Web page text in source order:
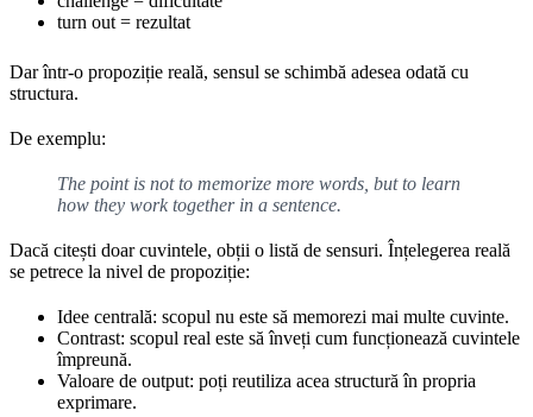
turn out = rezultat
Dar într-o propoziție reală, sensul se schimbă adesea odată cu
structura.
De exemplu:
The point is not to memorize more words, but to learn
how they work together in a sentence.
Dacă citești doar cuvintele, obții o listă de sensuri. Înțelegerea reală
se petrece la nivel de propoziție:
Idee centrală: scopul nu este să memorezi mai multe cuvinte.
Contrast: scopul real este să înveți cum funcționează cuvintele
împreună.
Valoare de output: poți reutiliza acea structură în propria
exprimare.